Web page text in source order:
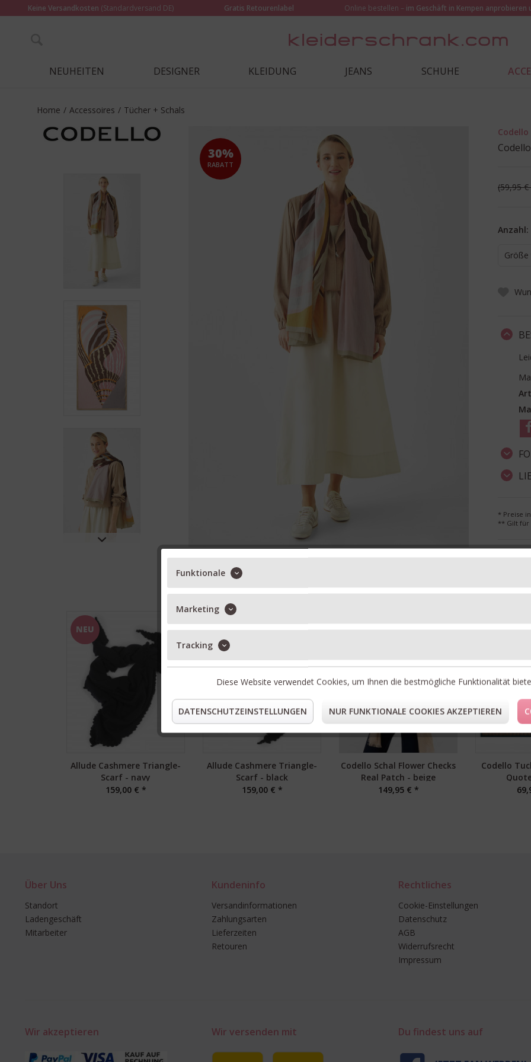
Keine Versandkosten (Standardversand DE) Gratis Retourenlabel Online bestellen – im Geschäft in Kempen anprobieren
NEUHEITEN DESIGNER KLEIDUNG JEANS SCHUHE
Home / Accessoires / Tücher + Schals
30%
RABATT
Codello
59,95
Anzahl:
Größe
* Preise
** Gilt für
Unsere Topseller
NEU
Allude Cashmere Triangle-
Scarf - navy
159,00 € *
NEU
Allude Cashmere Triangle-
Scarf - black
159,00 € *
NEU
Codello Schal Flower Checks
Real Patch - beige
149,95 € *
NEU
Codello
Über Uns
Standort
Ladengeschäft
Mitarbeiter
Kundeninfo
Versandinformationen
Zahlungsarten
Lieferzeiten
Retouren
Rechtliches
Cookie-Einstellungen
Datenschutz
AGB
Widerrufsrecht
Impressum
Wir akzeptieren Wir versenden mit Du findest uns auf
Funktionale
Marketing
Tracking
Diese Website verwendet Cookies, um Ihnen die bestmögliche Funktionalität
DATENSCHUTZEINSTELLUNGEN NUR FUNKTIONALE COOKIES AKZEPTIEREN